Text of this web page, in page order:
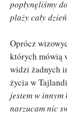
popłynęliśmy
plaży cały
Oprócz
których mówią
widzi żadnych
życia w
jestem w
narzucam nic